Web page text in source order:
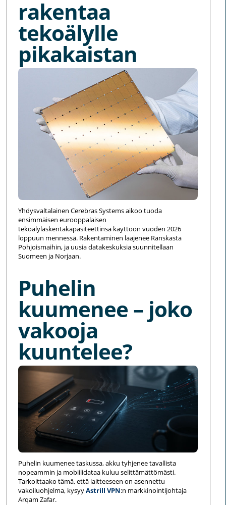
rakentaa
tekoälylle
pikakaistan
Yhdysvaltalainen Cerebras Systems aikoo tuoda
ensimmäisen eurooppalaisen
tekoälylaskentakapasiteettinsa käyttöön vuoden 2026
loppuun mennessä. Rakentaminen laajenee Ranskasta
Pohjoismaihin, ja uusia datakeskuksia suunnitellaan
Suomeen ja Norjaan.
Puhelin
kuumenee – joko
vakooja
kuuntelee?
Puhelin kuumenee taskussa, akku tyhjenee tavallista
nopeammin ja mobiilidataa kuluu selittämättömästi.
Tarkoittaako tämä, että laitteeseen on asennettu
vakoiluohjelma, kysyyAstrill VPN:n markkinointijohtaja
Arqam Zafar.